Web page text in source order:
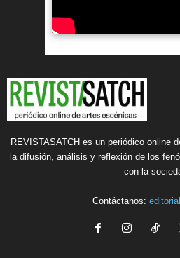
REVISTASATCH es un periódico online
la difusión, análisis y reflexión de los
con la
Contáctanos: